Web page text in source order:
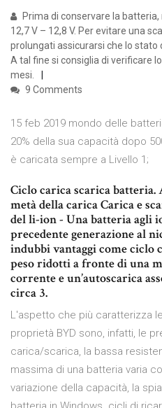
Prima di conservare la
12,7 V – 12,8 V. Per evitare una
prolungati assicurarsi che lo stato
A tal fine si consiglia di verificare
mesi.
9 Comments
15 feb 2019 mondo delle
20% della sua capacità dopo
è caricata sempre a Livello 1;
Ciclo carica scarica
metà della carica Carica e
del li-ion - Una batteria agli
precedente generazione al
indubbi vantaggi come ciclo
peso ridotti a fronte di una
corrente e un’autoscarica
circa 3.
L'aspetto che più caratterizza
proprietà BYD sono, infatti, le
carica/scarica, la bassa
massima di una batteria varia
variazione della capacità, la